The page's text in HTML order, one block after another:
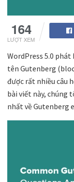
164
LƯỢT XEM
WordPress 5.0
tên Gutenberg
được rất nhiều câu
bài viết này, chúng
nhất về Gutenberg